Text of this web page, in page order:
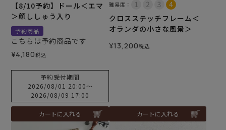
【8/10予約】ドール＜エマ
＞顔ししゅう入り
予約商品
こちらは予約商品です
¥4,180税込
予約受付期間
2026/08/01 20:00〜
2026/08/09 17:00
カートに入れる
難易度：
クロスステッチフレーム＜
オランダの小さな風景＞
¥13,200税込
カートに入れる